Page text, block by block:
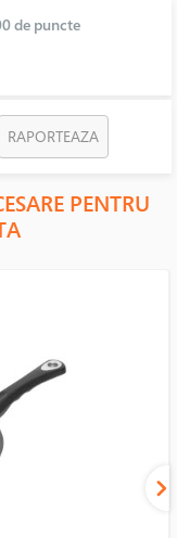
de puncte
RAPORTEAZA
PENTRU